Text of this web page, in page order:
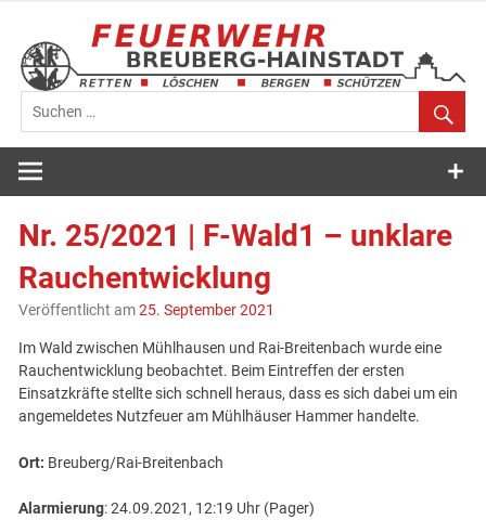
springen
Feuerwehr
Breuberg-
Hainstadt
Nr. 25/2021 | F-Wald1 – unklare
Rauchentwicklung
Veröffentlicht am25. September 2021
Im Wald zwischen Mühlhausen und Rai-Breitenbach wurde eine
Rauchentwicklung beobachtet. Beim Eintreffen der ersten
Einsatzkräfte stellte sich schnell heraus, dass es sich dabei um ein
angemeldetes Nutzfeuer am Mühlhäuser Hammer handelte.
Ort: Breuberg/Rai-Breitenbach
Alarmierung: 24.09.2021, 12:19 Uhr (Pager)